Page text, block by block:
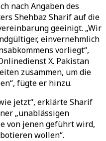
nach Angaben des
Shehbaz Sharif auf die
geeinigt. „Wir
einvernehmlich
vorliegt“,
X. Pakistan
zusammen, um die
fügte er hinzu.
jetzt“, erklärte Sharif
„unablässigen
von jenen geführt wird,
wollen“.